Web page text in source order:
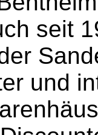
seit
und